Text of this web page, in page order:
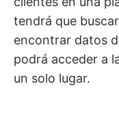
tendrá que
encontrar datos
podrá acceder a
un solo lugar.